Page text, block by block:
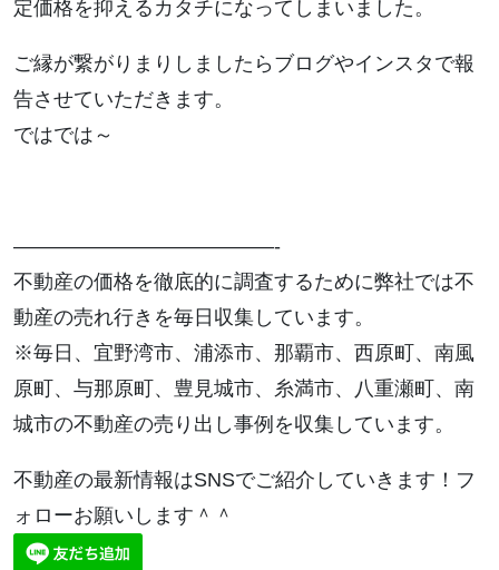
定価格を抑えるカタチになってしまいました。
ご縁が繋がりまりしましたらブログやインスタで報
告させていただきます。
ではでは～
—————————————-
不動産の価格を徹底的に調査するために弊社では不
動産の売れ行きを毎日収集しています。
※毎日、宜野湾市、浦添市、那覇市、西原町、南風
原町、与那原町、豊見城市、糸満市、八重瀬町、南
城市の不動産の売り出し事例を収集しています。
不動産の最新情報はSNSでご紹介していきます！フ
ォローお願いします＾＾